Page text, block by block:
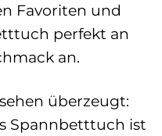
Favoriten und
perfekt an
an.
überzeugt:
Spannbetttuch ist